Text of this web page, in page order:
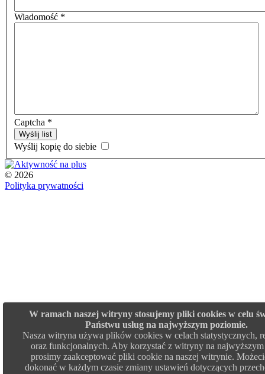
W ramach naszej witryny stosujemy pliki cookies w celu
Państwu usług na najwyższym poziomie.
Nasza witryna używa plików cookies w celach statystycznych,
oraz funkcjonalnych. Aby korzystać z witryny na
prosimy zaakceptować pliki cookie na naszej witrynie.
dokonać w każdym czasie zmiany ustawień dotyczących
Wiadomość *
Captcha *
Wyślij list
Wyślij kopię do siebie
© 2026
Polityka prywatności